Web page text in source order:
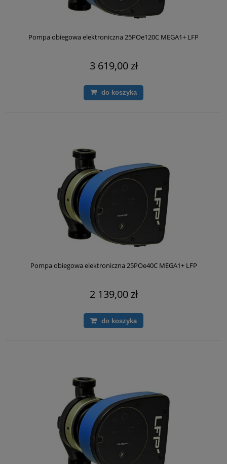
Pompa obiegowa elektroniczna 25POe120C MEGA1+ LFP
3 619,00 zł
do koszyka
Pompa obiegowa elektroniczna 25POe40C MEGA1+ LFP
2 139,00 zł
do koszyka